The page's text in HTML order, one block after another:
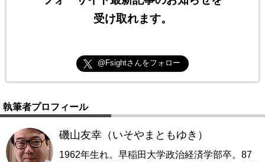
受け取れます。
@Fsightさんをフォロー
執筆者プロフィール
磯山友幸（いそやまともゆき）
1962年生れ。早稲田大学政治経済学部卒。87